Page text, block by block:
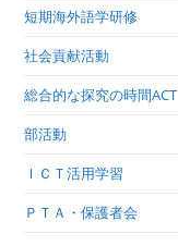
短期海外語学研修
社会貢献活動
総合的な探究の時間ACT
部活動
ＩＣＴ活用学習
ＰＴＡ・保護者会